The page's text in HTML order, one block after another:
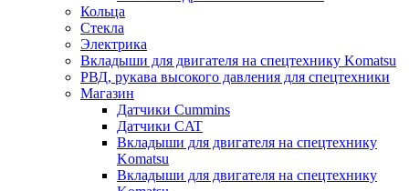
Кольца
Стекла
Электрика
Вкладыши для двигателя на спецтехнику Komatsu
РВД, рукава высокого давления для спецтехники
Магазин
Датчики Cummins
Датчики CAT
Вкладыши для двигателя на спецтехнику
Komatsu
Вкладыши для двигателя на спецтехнику